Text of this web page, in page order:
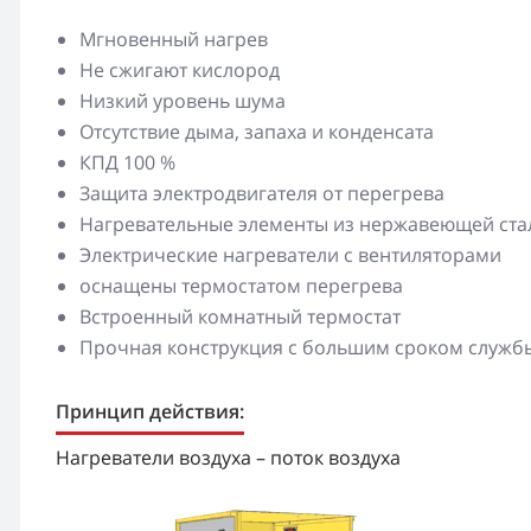
Мгновенный нагрев
Не сжигают кислород
Низкий уровень шума
Отсутствие дыма, запаха и конденсата
КПД 100 %
Защита электродвигателя от перегрева
Нагревательные элементы из нержавеющей
Электрические нагреватели с вентиляторами
оснащены термостатом перегрева
Встроенный комнатный термостат
Прочная конструкция с большим сроком
Принцип действия:
Нагреватели воздуха – поток воздуха